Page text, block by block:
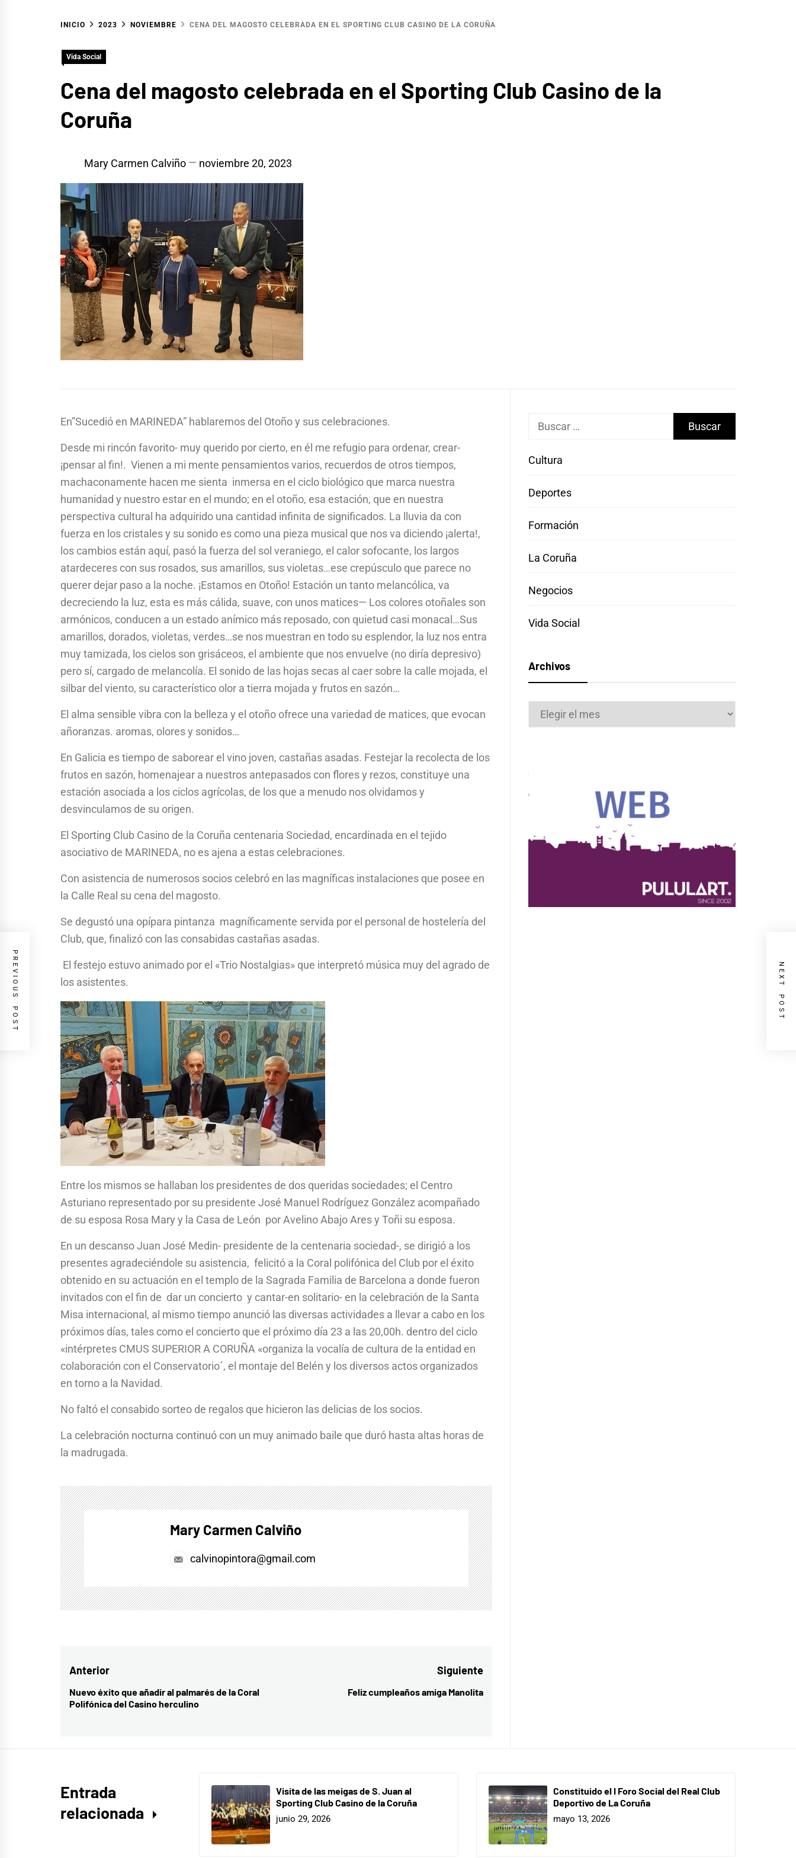
INICIO 2023 NOVIEMBRE CENA DEL MAGOSTO CELEBRADA EN EL SPORTING CLUB CASINO DE LA CORUÑA
Vida Social
Cena del magosto celebrada en el Sporting Club Casino de la
Coruña
Mary Carmen Calviño noviembre 20, 2023
En”Sucedió en MARINEDA” hablaremos del Otoño y sus celebraciones.
Desde mi rincón favorito- muy querido por cierto, en él me refugio para ordenar, crear-
¡pensar al fin!. Vienen a mi mente pensamientos varios, recuerdos de otros tiempos,
machaconamente hacen me sienta inmersa en el ciclo biológico que marca nuestra
humanidad y nuestro estar en el mundo; en el otoño, esa estación, que en nuestra
perspectiva cultural ha adquirido una cantidad infinita de significados. La lluvia da con
fuerza en los cristales y su sonido es como una pieza musical que nos va diciendo ¡alerta!,
los cambios están aquí, pasó la fuerza del sol veraniego, el calor sofocante, los largos
atardeceres con sus rosados, sus amarillos, sus violetas…ese crepúsculo que parece no
querer dejar paso a la noche. ¡Estamos en Otoño! Estación un tanto melancólica, va
decreciendo la luz, esta es más cálida, suave, con unos matices— Los colores otoñales son
armónicos, conducen a un estado anímico más reposado, con quietud casi monacal…Sus
amarillos, dorados, violetas, verdes…se nos muestran en todo su esplendor, la luz nos entra
muy tamizada, los cielos son grisáceos, el ambiente que nos envuelve (no diría depresivo)
pero sí, cargado de melancolía. El sonido de las hojas secas al caer sobre la calle mojada, el
silbar del viento, su característico olor a tierra mojada y frutos en sazón…
El alma sensible vibra con la belleza y el otoño ofrece una variedad de matices, que evocan
añoranzas. aromas, olores y sonidos…
En Galicia es tiempo de saborear el vino joven, castañas asadas. Festejar la recolecta de los
frutos en sazón, homenajear a nuestros antepasados con flores y rezos, constituye una
estación asociada a los ciclos agrícolas, de los que a menudo nos olvidamos y
desvinculamos de su origen.
El Sporting Club Casino de la Coruña centenaria Sociedad, encardinada en el tejido
asociativo de MARINEDA, no es ajena a estas celebraciones.
Con asistencia de numerosos socios celebró en las magníficas instalaciones que posee en
la Calle Real su cena del magosto.
Se degustó una opípara pintanza magníficamente servida por el personal de hostelería del
Club, que, finalizó con las consabidas castañas asadas.
El festejo estuvo animado por el «Trio Nostalgias» que interpretó música muy del agrado de
los asistentes.
Entre los mismos se hallaban los presidentes de dos queridas sociedades; el Centro
Asturiano representado por su presidente José Manuel Rodríguez González acompañado
de su esposa Rosa Mary y la Casa de León por Avelino Abajo Ares y Toñi su esposa.
En un descanso Juan José Medin- presidente de la centenaria sociedad-, se dirigió a los
presentes agradeciéndole su asistencia, felicitó a la Coral polifónica del Club por el éxito
obtenido en su actuación en el templo de la Sagrada Familia de Barcelona a donde fueron
invitados con el fin de dar un concierto y cantar-en solitario- en la celebración de la Santa
Misa internacional, al mismo tiempo anunció las diversas actividades a llevar a cabo en los
próximos días, tales como el concierto que el próximo día 23 a las 20,00h. dentro del ciclo
«intérpretes CMUS SUPERIOR A CORUÑA «organiza la vocalía de cultura de la entidad en
colaboración con el Conservatorio´, el montaje del Belén y los diversos actos organizados
en torno a la Navidad.
No faltó el consabido sorteo de regalos que hicieron las delicias de los socios.
La celebración nocturna continuó con un muy animado baile que duró hasta altas horas de
la madrugada.
Mary Carmen Calviño
calvinopintora@gmail.com
Navegación
de
Anterior
Entrada
anterior:
Nuevo éxito que añadir al palmarés de la Coral
Polifónica del Casino herculino
Siguiente
Entrada
Feliz cumpleaños amiga Manolita
PREVIOUS POST NEXT POST
Buscar:
Cultura
Deportes
Formación
La Coruña
Negocios
Vida Social
Archivos
Archivos
Entrada
relacionada
Visita de las meigas de S. Juan al
Sporting Club Casino de la Coruña
junio 29, 2026
Constituido el I Foro Social del Real Club
Deportivo de La Coruña
mayo 13, 2026